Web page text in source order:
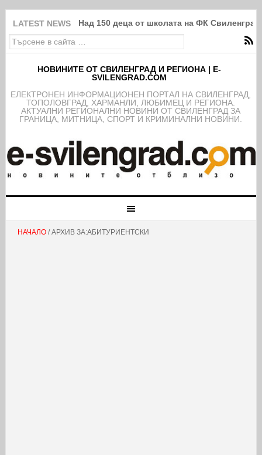
LATEST NEWS Над 150 деца от школата на ФК
НОВИНИТЕ ОТ СВИЛЕНГРАД И РЕГИОНА | E-
SVILENGRAD.COM
EЛЕКТРОНЕН ИНФОРМАЦИОНЕН ПОРТАЛ НА СВИЛЕНГРАД,
ТОПОЛОВГРАД, ХАРМАНЛИ, ЛЮБИМЕЦ И РЕГИОНА.
АКТУАЛНИ РЕГИОНАЛНИ НОВИНИ ОТ СВИЛЕНГРАД ЗА
ГРАНИЦА, МИТНИЦА, СПОРТ И КРИМИНАЛНИ НОВИНИ.
НАЧАЛО/ АРХИВ ЗА:АБИТУРИЕНТСКИ